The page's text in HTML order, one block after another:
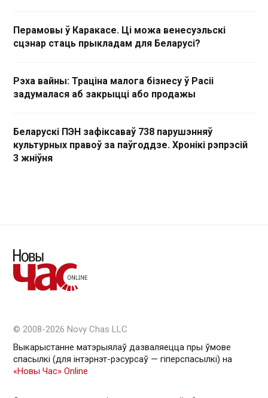
Перамовы ў Каракасе. Ці можа венесуэльскі
сцэнар стаць прыкладам для Беларусі?
Рэха вайны: Траціна малога бізнесу ў Расіі
задумалася аб закрыцці або продажы
Беларускі ПЭН зафіксаваў 738 парушэнняў
культурных правоў за паўгоддзе. Хронікі рэпрэсій
3 жніўня
© 2008-2026 Novy Chas LLC
Выкарыстанне матэрыялаў дазваляецца пры ўмове
спасылкі (для інтэрнэт-рэсурсаў — гiперспасылкi) на
«Новы Час» Online